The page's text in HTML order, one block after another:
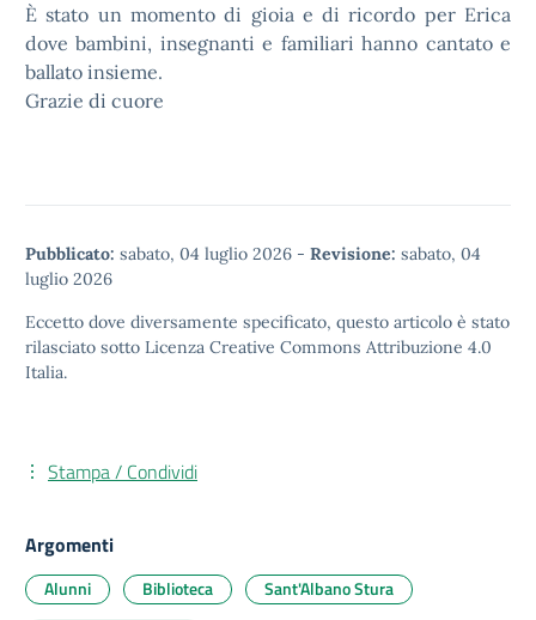
È stato un momento di gioia e di ricordo per Erica
dove bambini, insegnanti e familiari hanno cantato e
ballato insieme.
Grazie di cuore
Pubblicato: sabato, 04 luglio 2026 - Revisione: sabato, 04
luglio 2026
Eccetto dove diversamente specificato, questo articolo è stato
rilasciato sotto Licenza Creative Commons Attribuzione 4.0
Italia.
Stampa / Condividi
Argomenti
Alunni Biblioteca
Sant'Albano Stura